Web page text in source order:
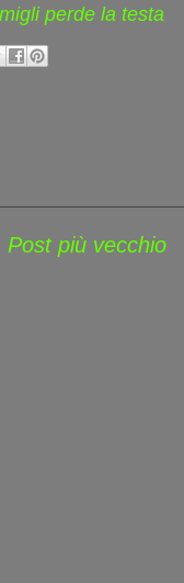
perde la testa
Post più vecchio